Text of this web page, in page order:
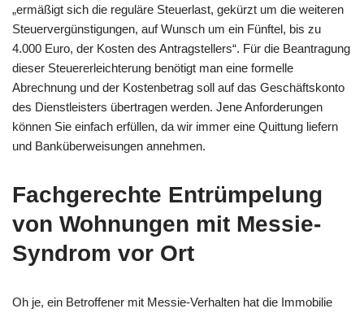
„ermäßigt sich die reguläre Steuerlast, gekürzt um die weiteren
Steuervergünstigungen, auf Wunsch um ein Fünftel, bis zu
4.000 Euro, der Kosten des Antragstellers“. Für die Beantragung
dieser Steuererleichterung benötigt man eine formelle
Abrechnung und der Kostenbetrag soll auf das Geschäftskonto
des Dienstleisters übertragen werden. Jene Anforderungen
können Sie einfach erfüllen, da wir immer eine Quittung liefern
und Banküberweisungen annehmen.
Fachgerechte Entrümpelung
von Wohnungen mit Messie-
Syndrom vor Ort
Oh je, ein Betroffener mit Messie-Verhalten hat die Immobilie